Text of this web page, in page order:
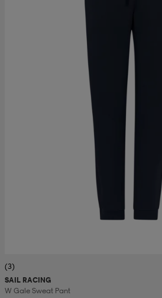
(3)
SAIL RACING
W Gale Sweat Pant